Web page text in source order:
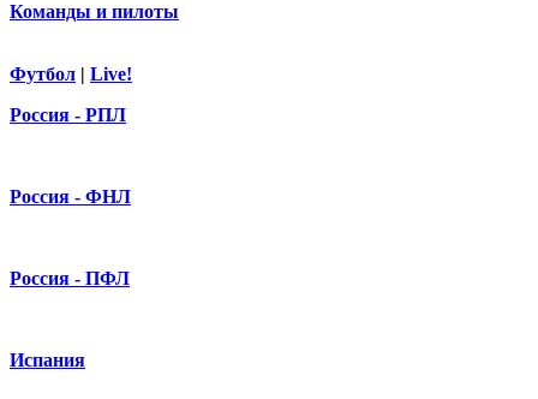
Команды и пилоты
Футбол | Live!
Россия - РПЛ
Россия - ФНЛ
Россия - ПФЛ
Испания